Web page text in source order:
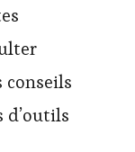
conseils
d’outils